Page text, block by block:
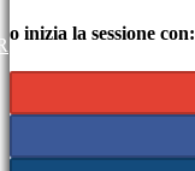
Giochi
azione
di
Giochi
o inizia la sessione con: